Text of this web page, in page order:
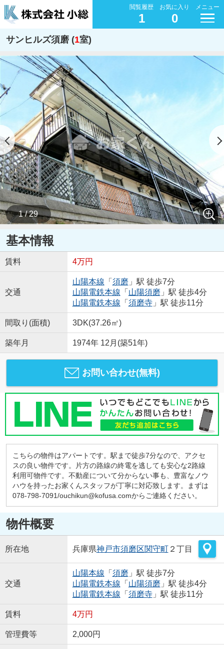
閲覧履歴
1
お気に入り
0
メニュー
サンヒルズ須磨 (1室)
1 / 29
基本情報
賃料 4万円
交通
山陽本線 「 須磨 」駅 徒歩7分
山陽電鉄本線 「 山陽須磨 」駅 徒歩4分
山陽電鉄本線 「 須磨寺」駅 徒歩11分
間取り(面積) 3DK(37.26㎡)
築年月 1974年 12月(築51年)
お問い合わせ(無料)
こちらの物件はアパートです。駅まで徒歩7分なので、アクセ
スの良い物件です。片方の路線の終電を逃しても安心な2路線
利用可物件です。不動産について分からない事も、豊富なノウ
ハウを持ったお家くんスタッフが丁寧に対応致します。まずは
078-798-7091/ouchikun@kofusa.comからご連絡ください。
物件概要
所在地 兵庫県神戸市須磨区関守町２丁目
交通
山陽本線 「 須磨 」駅 徒歩7分
山陽電鉄本線 「 山陽須磨 」駅 徒歩4分
山陽電鉄本線 「 須磨寺」駅 徒歩11分
賃料 4万円
管理費等 2,000円